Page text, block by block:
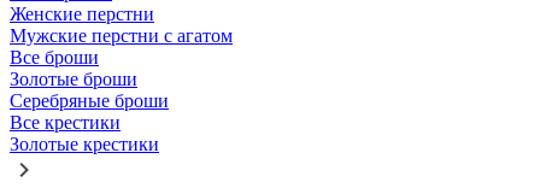
Женские перстни
Мужские перстни с агатом
Все броши
Золотые броши
Серебряные броши
Все крестики
Золотые крестики